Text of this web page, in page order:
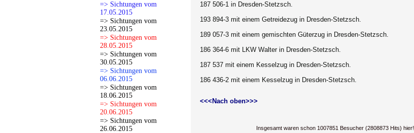
=> Sichtungen vom
17.05.2015
=> Sichtungen vom
23.05.2015
=> Sichtungen vom
28.05.2015
=> Sichtungen vom
30.05.2015
=> Sichtungen vom
06.06.2015
=> Sichtungen vom
18.06.2015
=> Sichtungen vom
20.06.2015
=> Sichtungen vom
26.06.2015
187 506-1 in Dresden-Stetzsch.
193 894-3 mit einem Getreidezug in Dresden-Stetzsch.
189 057-3 mit einem gemischten Güterzug in Dresden-Stetzsch.
186 364-6 mit LKW Walter in Dresden-Stetzsch.
187 537 mit einem Kesselzug in Dresden-Stetzsch.
186 436-2 mit einem Kesselzug in Dresden-Stetzsch.
<<<Nach oben>>>
Insgesamt waren schon 1007851 Besucher (2808873 Hits) hier!